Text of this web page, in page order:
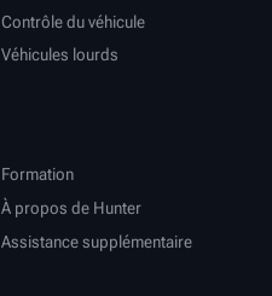
Contrôle du véhicule
Véhicules lourds
Formation
À propos de Hunter
Assistance supplémentaire